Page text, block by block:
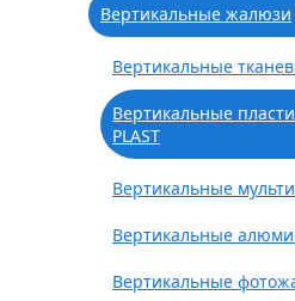
Вертикальные жалюзи
Вертикальные
Вертикальные
PLAST
Вертикальные
Вертикальные
Вертикальные